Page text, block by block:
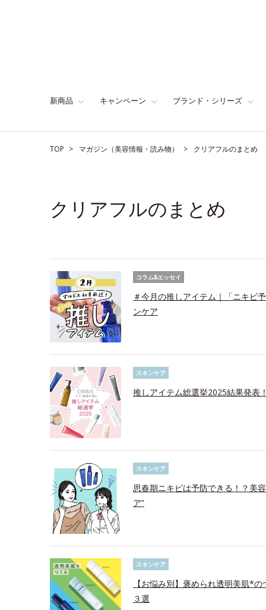
新商品 キャンペーン ブランド・シリーズ
TOP マガジン（美容情報・読み物） クリアフルのまとめ
クリアフルのまとめ
コラム&エッセイ
＃今月の推しアイテム｜「ニキビ
ンケア
スキンケア
推しアイテム総選挙2025結果発表
スキンケア
思春期ニキビは予防できる！？美
ア”
スキンケア
【お悩み別】褒められ透明美肌*
３選